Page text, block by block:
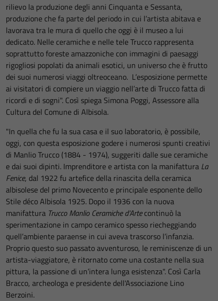
rilievo la produzione degli anni Cinquanta e Sessanta,
produzione che fa parte del periodo in cui l’artista abitava e
lavorava tra le mura di quello che oggi è il museo a lui
dedicato. Nelle ceramiche e nelle tele Trucco rappresenta
soprattutto foreste amazzoniche con immagini di paesaggi
rigogliosi popolati da animali esotici, un universo che è frutto
dei suoi numerosi viaggi oltreoceano. L’esposizione permette
ai visitatori di compiere un viaggio nell’arte di Trucco fatta di
ricordi e di sogni". Così spiega Simona Poggi, Assessore alla
Cultura del Comune di Albisola.
"In quella che fu la sua casa e il suo laboratorio, è possibile,
oggi, con questa esposizione godere i numerosi spunti creativi
di Manlio Trucco (1884 - 1974), suggeriti dalle sue ceramiche
e dai suoi dipinti. Imprenditore e artista con la manifattura La
Fenice, dal 1922 fu artefice della rinascita della ceramica
albisolese del primo Novecento e principale esponente dello
Stile déco Albisola 1925. Dopo il 1936 con la nuova
manifattura Trucco Manlio Ceramiche d’Artecontinuò la
sperimentazione in campo ceramico spesso riecheggiando
quell’ambiente paraense in cui aveva trascorso l’infanzia.
Proprio questo suo passato avventuroso, le reminiscenze di un
artista-viaggiatore, è ritornato come una costante nella sua
pittura, la passione di un’intera lunga esistenza". Così Carla
Bracco, archeologa e presidente dell'Associazione Lino
Berzoini.